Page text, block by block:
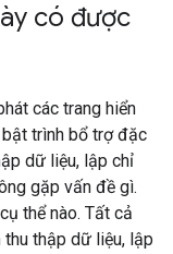
có được
các trang hiển
trình bổ trợ đặc
dữ liệu, lập chỉ
gặp vấn đề gì.
thể nào. Tất cả
thập dữ liệu, lập